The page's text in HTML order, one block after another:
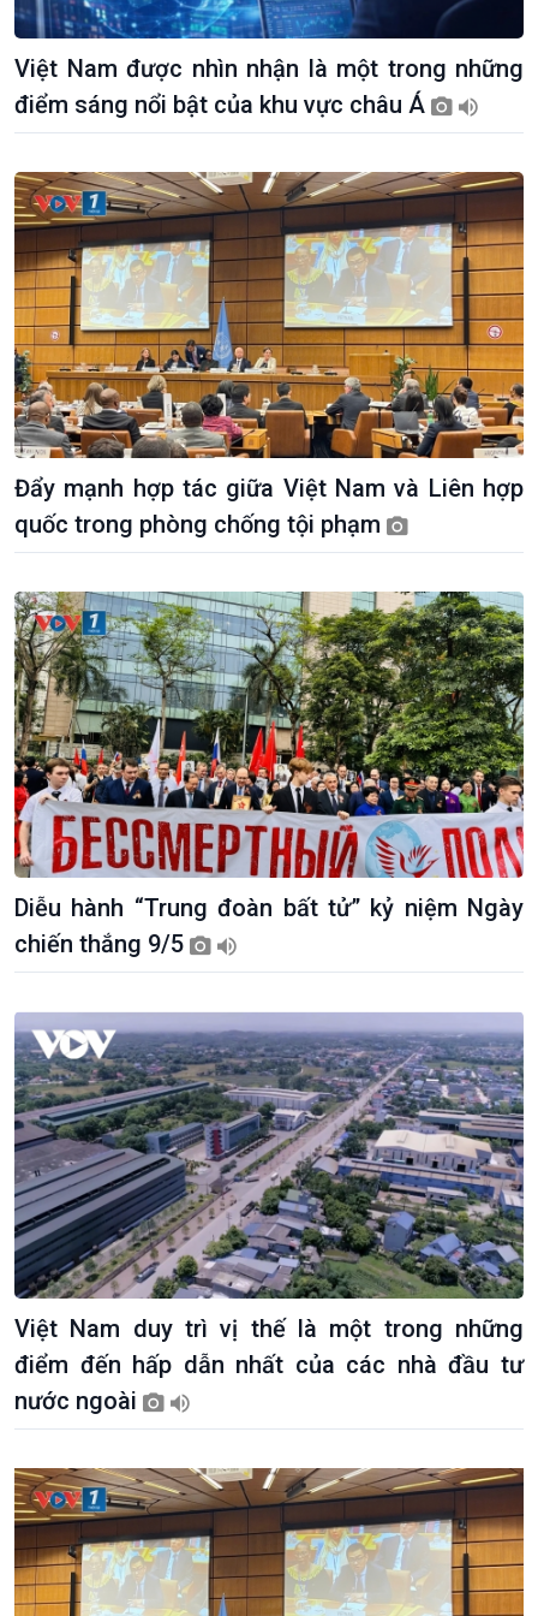
Kinh tế
Tin Kinh tế
Trước giờ mở cửa
Dòng chảy Kinh tế
Khởi nghiệp
Tuyên chiến với gian lận
thương mại
Nông nghiệp & Biển đảo
Tin Nông nghiệp & Biển
đảo
Mùa vàng
Tâm tình biên giới và hải
đảo
Tìm hiểu biển, đảo Việt
Nam
Việt Nam được nhìn nhận là một trong những
điểm sáng nổi bật của khu vực châu Á
Đẩy mạnh hợp tác giữa Việt Nam và Liên hợp
quốc trong phòng chống tội phạm
Diễu hành “Trung đoàn bất tử” kỷ niệm Ngày
chiến thắng 9/5
Việt Nam duy trì vị thế là một trong những
điểm đến hấp dẫn nhất của các nhà đầu tư
nước ngoài